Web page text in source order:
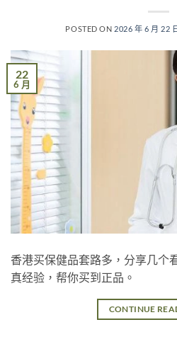
POSTED ON 2026 年 6 月 22
22
6 月
香港买保健品套路多，分享几个
真经验，帮你买到正品。
CONTINUE